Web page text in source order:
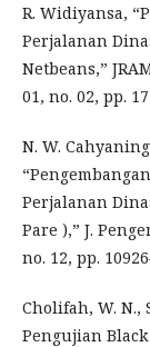
R. Widiyansa,
Perjalanan
Netbeans,”
01, no. 02, pp.
N. W.
Perjalanan
Pare ),” J.
no. 12, pp.
Cholifah, W. N.,
Pengujian